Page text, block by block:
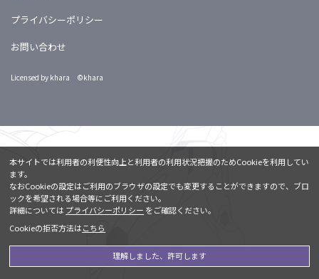
プライバシーポリシー
お問い合わせ
Licensed by khara ©khara
本サイトでは利用者の利便性向上と利用者の利用状況把握のためCookieを利用してい
ます。
なおCookieの設定はご利用のブラウザの設定でも変更することができますので、ブロ
ックを希望される場合等にご利用ください。
詳細については プライバシーポリシー をご確認ください。
Cookieの拒否方法はこちら
理解しました、許可します